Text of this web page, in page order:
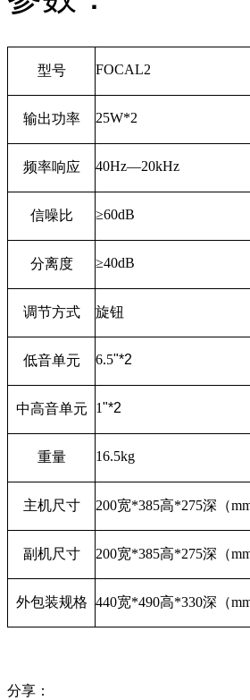
型号 FOCAL2
输出功率 25W*2
频率响应 40Hz—20kHz
信噪比 ≥60dB
分离度 ≥40dB
调节方式 旋钮
低音单元 6.5"*2
中高音单元 1"*2
重量 16.5kg
主机尺寸 200宽*385高*275深（
副机尺寸 200宽*385高*275深（
外包装规格 440宽*490高*330深（
分享：